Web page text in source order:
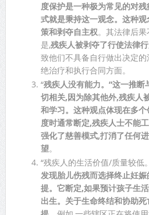
度保护是一种极为常见的对
式就是秉持这一观念。这种
策和剥夺自主权。其法律后
是,残疾人被剥夺了行使法律
致他们不具备自行做出决定
绝治疗和执行合同方面。
“残疾人没有能力。”这一推
切相关,因为除其他外,残疾人
和学习。这种观点体现在多
度时通常断定,残疾人士不能
强化了慈善模式,打消了任何
望。
“残疾人的生活价值/质量较低
发现胎儿伤残而选择终止妊
提。它断定,如果预计孩子生
出生。关于生命终结和协助